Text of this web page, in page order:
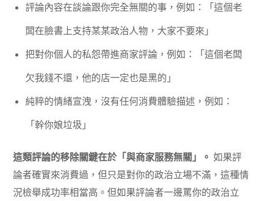
評論內容在談論跟你完全無關的事，例如：「這個老
闆在臉書上支持某某政治人物，大家不要來」
把對你個人的私怨帶進商家評論，例如：「這個老闆
欠我錢不還，他的店一定也是黑的」
純粹的情緒宣洩，沒有任何消費體驗描述，例如：
「幹你娘垃圾」
這類評論的移除關鍵在於「與商家服務無關」。 如果評
論者確實來消費過，但只是對你的政治立場不滿，這種情
況檢舉成功率相當高。但如果評論者一邊罵你的政治立